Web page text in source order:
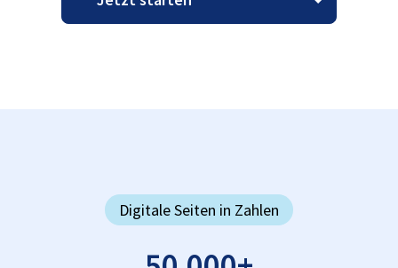
Digitale Seiten in Zahlen